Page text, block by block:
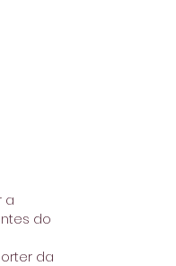
a
do
da